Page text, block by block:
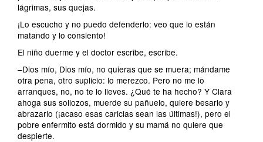
lágrimas, sus quejas.
¡Lo escucho y no puedo defenderlo: veo que lo están
matando y lo consiento!
El niño duerme y el doctor escribe, escribe.
–Dios mío, Dios mío, no quieras que se muera; mándame
otra pena, otro suplicio: lo merezco. Pero no me lo
arranques, no, no te lo lleves. ¿Qué te ha hecho? Y Clara
ahoga sus sollozos, muerde su pañuelo, quiere besarlo y
abrazarlo (¡acaso esas caricias sean las últimas!), pero el
pobre enfermito está dormido y su mamá no quiere que
despierte.